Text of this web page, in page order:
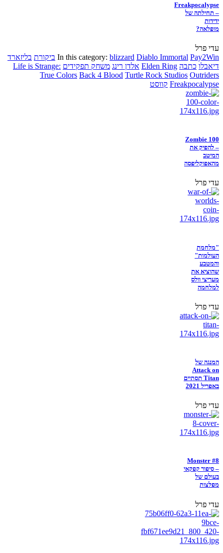
Freakpocalypse
– תחילתה של
ידידות
מופלאה?
עדי פרל
In this category: blizzard Diablo Immortal Pay2Win ביקורת בליזארד
דיאבלו כתבה Elden Ring אלדן רינג משחק תפקידים Life is Strange:
True Colors Back 4 Blood Turtle Rock Studios Outriders
Freakpocalypse קווסט
Zombie 100
– להפיק את
המיטב
מהאפוקליפסה
עדי פרל
"מלחמת
העולמות"
והמטבע
שהוציא את
מעריצי וולס
למלחמה
עדי פרל
המנגה של
Attack on
Titan תסתיים
באפריל 2021
עדי פרל
Monster #8
– סיפור קפקאי
בעולם של
מפלצות
עדי פרל